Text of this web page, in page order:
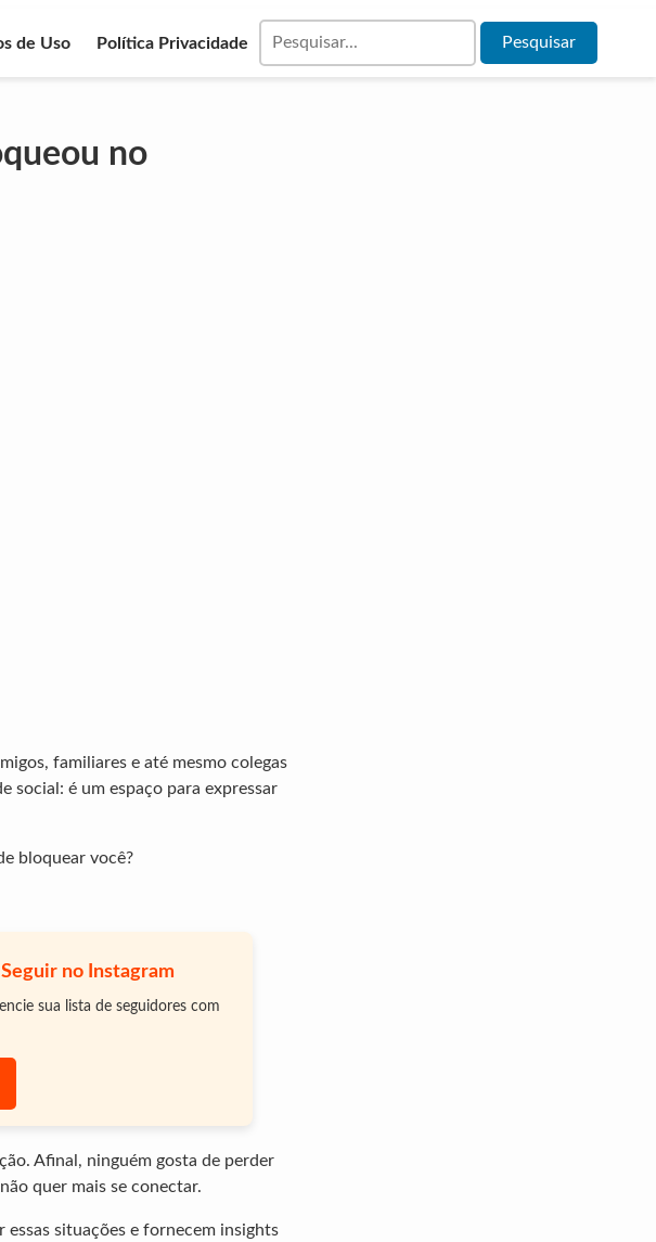
de Uso Política Privacidade
no
familiares e até mesmo colegas
social: é um espaço para expressar
bloquear você?
no Instagram
sua lista de seguidores com
Afinal, ninguém gosta de perder
quer mais se conectar.
situações e fornecem insights